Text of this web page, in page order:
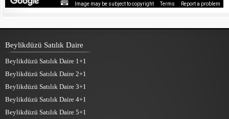
Image may be subject to copyright Terms Report a problem
Beylikdüzü Satılık Daire
Beylikdüzü Satılık Daire 1+1
Beylikdüzü Satılık Daire 2+1
Beylikdüzü Satılık Daire 3+1
Beylikdüzü Satılık Daire 4+1
Beylikdüzü Satılık Daire 5+1